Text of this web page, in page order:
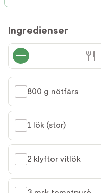
Ingredienser
800 g nötfärs
1 lök (stor)
2 klyftor vitlök